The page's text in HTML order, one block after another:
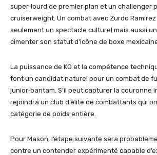
super‑lourd de premier plan et un challenger
cruiserweight. Un combat avec Zurdo
seulement un spectacle culturel mais aussi
cimenter son statut d’icône de boxe
La puissance de KO et la compétence
font un candidat naturel pour un combat de
junior‑bantam. S’il peut capturer la couronne
rejoindra un club d’élite de combattants qui
catégorie de poids entière.
Pour Mason, l’étape suivante sera
contre un contender expérimenté capable